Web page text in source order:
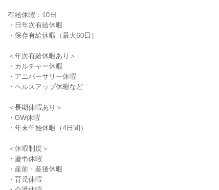
有給休暇：10日
・日年次有給休暇
・保存有給休暇（最大60日）
＜年次有給休暇あり＞
・カルチャー休暇
・アニバーサリー休暇
・ヘルスアップ休暇など
＜長期休暇あり＞
・GW休暇
・年末年始休暇（4日間）
＜休暇制度＞
・慶弔休暇
・産前・産後休暇
・育児休暇